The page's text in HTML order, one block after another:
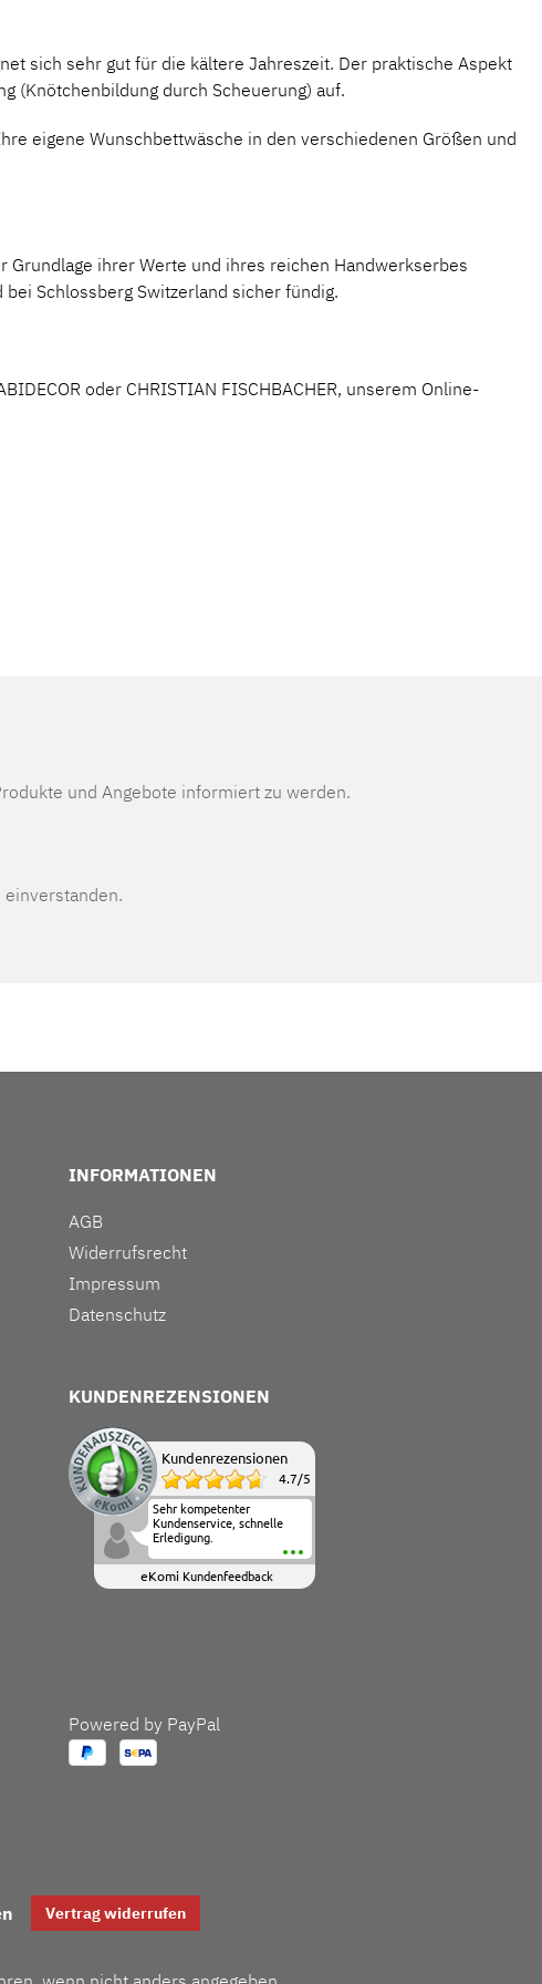
sich sehr gut für die kältere Jahreszeit. Der praktische Aspekt
(Knötchenbildung durch Scheuerung) auf.
eigene Wunschbettwäsche in den verschiedenen Größen und
Grundlage ihrer Werte und ihres reichen Handwerkserbes
bei Schlossberg Switzerland sicher fündig.
oder CHRISTIAN FISCHBACHER, unserem Online-
und Angebote informiert zu werden.
INFORMATIONEN
AGB
Widerrufsrecht
Impressum
Datenschutz
KUNDENREZENSIONEN
Kundenrezensionen
4.7/5
Sehr kompetenter
Kundenservice, schnelle
Erledigung.
eKomi Kundenfeedback
Powered by PayPal
Vertrag widerrufen